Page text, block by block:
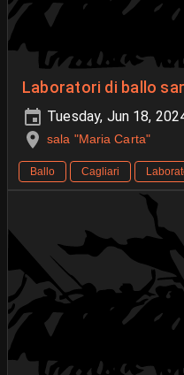
Laboratori di ballo
Tuesday, Jun 18,
sala "Maria Carta"
Ballo Cagliari